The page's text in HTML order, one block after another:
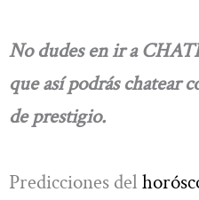
No dudes en ir a
que así podrás chatear
de prestigio.
Predicciones del